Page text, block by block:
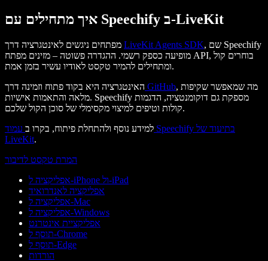
איך מתחילים עם Speechify ב-LiveKit
LiveKit Agents SDK, שם Speechify
מופיעה כספק רשמי. ההגדרה פשוטה – מזינים מפתח API, בוחרים קול
ומתחילים להמיר טקסט לאודיו עשיר בזמן אמת.
האינטגרציה היא בקוד פתוח וזמינה דרך GitHub, מה שמאפשר שקיפות
מלאה והתאמות אישיות. Speechify מספקת גם דוקומנטציה, הדגמות
קולות וטיפים למיצוי מקסימלי של סוכן הקול שלכם.
למידע נוסף ולהתחלת פיתוח, בקרו ב עמוד Speechify בתיעוד של
LiveKit.
המרת טקסט לדיבור
אפליקציה ל-iPhone ול-iPad
אפליקציה לאנדרואיד
אפליקציה ל-Mac
אפליקציה ל-Windows
אפליקציית אינטרנט
תוסף ל-Chrome
תוסף ל-Edge
הורדות